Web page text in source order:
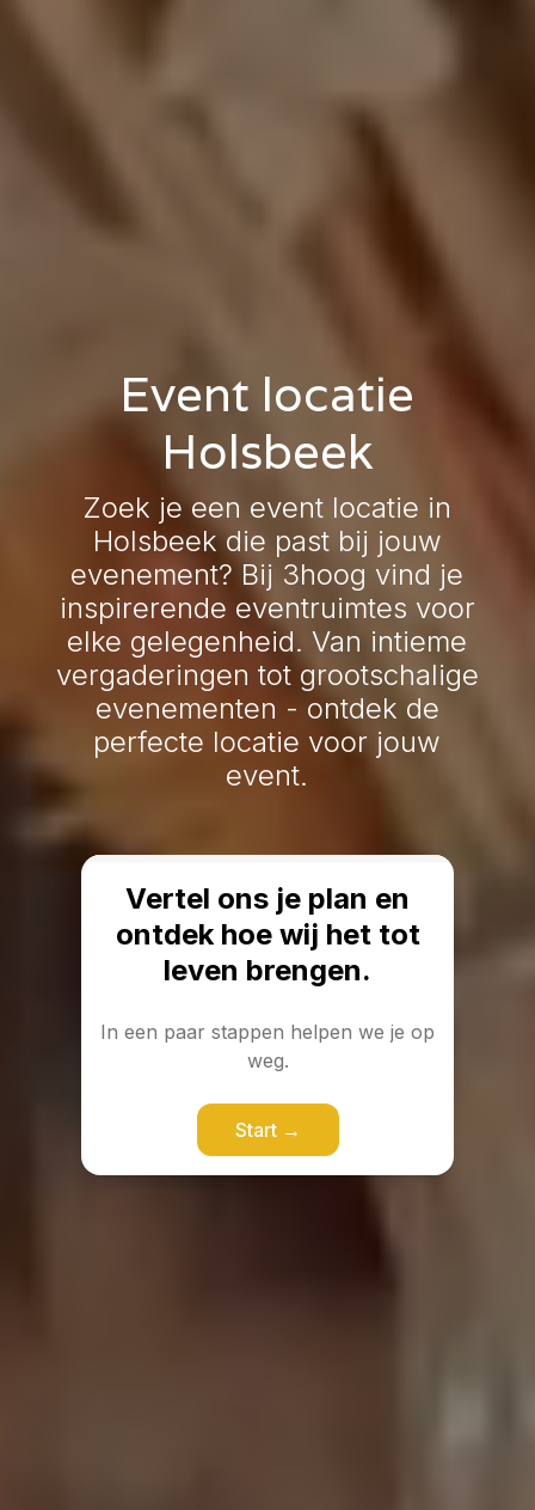
Event locatie
Holsbeek
Zoek je een event locatie in
Holsbeek die past bij jouw
evenement? Bij 3hoog vind je
inspirerende eventruimtes voor
elke gelegenheid. Van intieme
vergaderingen tot grootschalige
evenementen - ontdek de
perfecte locatie voor jouw
event.